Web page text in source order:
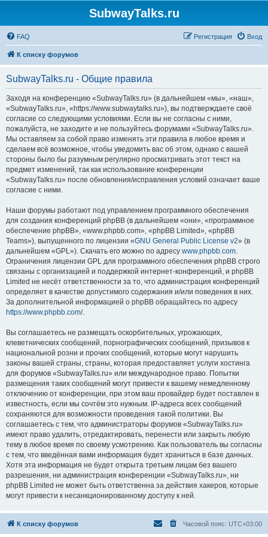
SubwayTalks.ru
FAQ Вход
Регистрация
К списку форумов
SubwayTalks.ru - Общие правила
Заходя на конференцию «SubwayTalks.ru» (в дальнейшем «мы», «наш»,
«SubwayTalks.ru», «https://www.subwaytalks.ru»), вы подтверждаете своё
согласие со следующими условиями. Если вы не согласны с ними,
пожалуйста, не заходите и не пользуйтесь форумами «SubwayTalks.ru».
Мы оставляем за собой право изменять эти правила в любое время и
сделаем всё возможное, чтобы уведомить вас об этом, однако с вашей
стороны было бы разумным регулярно просматривать этот текст на
предмет изменений, так как использование конференции
«SubwayTalks.ru» после обновления/исправления условий означает ваше
согласие с ними.
Наши форумы работают под управлением программного обеспечения
для создания конференций phpBB (в дальнейшем «они», «программное
обеспечение phpBB», «www.phpbb.com», «phpBB Limited», «phpBB
Teams»), выпущенного по лицензии «GNU General Public License v2» (в
дальнейшем «GPL»). Скачать его можно по адресу www.phpbb.com.
Ограничения лицензии GPL для программного обеспечения phpBB строго
связаны с организацией и поддержкой интернет-конференций, и phpBB
Limited не несёт ответственности за то, что администрация конференций
определяет в качестве допустимого содержания и/или поведения в них.
За дополнительной информацией о phpBB обращайтесь по адресу
https://www.phpbb.com/.
Вы соглашаетесь не размещать оскорбительных, угрожающих,
клеветнических сообщений, порнографических сообщений, призывов к
национальной розни и прочих сообщений, которые могут нарушить
законы вашей страны, страны, которая предоставляет услуги хостинга
для форумов «SubwayTalks.ru» или международное право. Попытки
размещения таких сообщений могут привести к вашему немедленному
отключению от конференции, при этом ваш провайдер будет поставлен в
известность, если мы сочтём это нужным. IP-адреса всех сообщений
сохраняются для возможности проведения такой политики. Вы
соглашаетесь с тем, что администраторы форумов «SubwayTalks.ru»
имеют право удалить, отредактировать, перенести или закрыть любую
тему в любое время по своему усмотрению. Как пользователь вы согласны
с тем, что введённая вами информация будет храниться в базе данных.
Хотя эта информация не будет открыта третьим лицам без вашего
разрешения, ни администрация конференции «SubwayTalks.ru», ни
phpBB Limited не может быть ответственна за действия хакеров, которые
могут привести к несанкционированному доступу к ней.
К списку форумов Часовой пояс: UTC+03:00